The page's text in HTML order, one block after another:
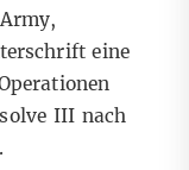
eine
III nach